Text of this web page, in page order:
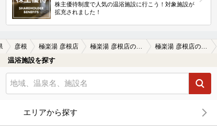
株主優待制度で人気の温浴施設に行こう！対象施設が
拡充されました！
彦根 極楽湯 彦根店 極楽湯 彦根店の口コミ一覧 極楽湯 彦根店の口コミ 彦根R8沿いに場所有サウナは塩 ス…
温浴施設を探す
エリアから探す